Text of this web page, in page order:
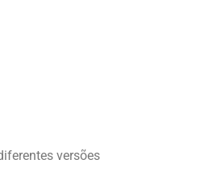
versões